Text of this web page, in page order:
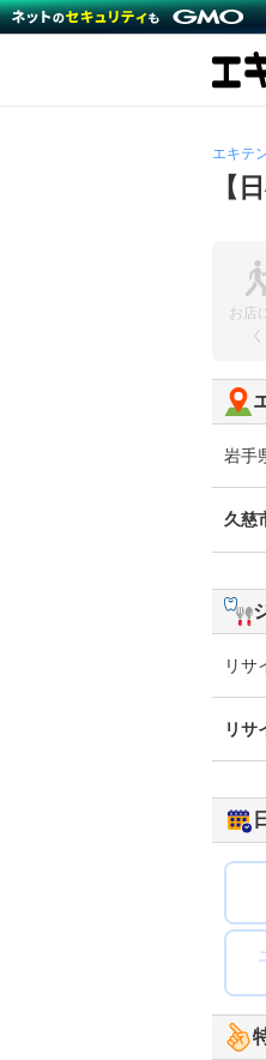
エキテ
【
お店
く
岩手
久慈
リサ
リサ